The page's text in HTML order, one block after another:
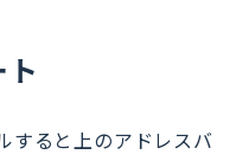
すると上のアドレスバ